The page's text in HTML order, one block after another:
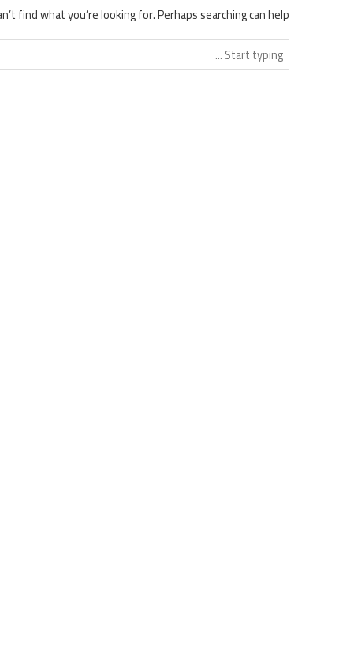
find what you’re looking for. Perhaps searching can help.